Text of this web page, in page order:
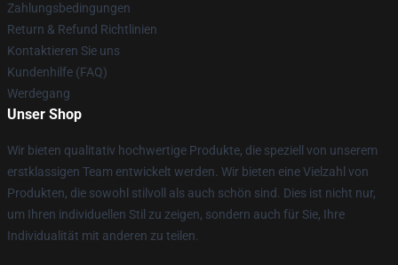
Zahlungsbedingungen
Return & Refund Richtlinien
Kontaktieren Sie uns
Kundenhilfe (FAQ)
Werdegang
Unser Shop
Wir bieten qualitativ hochwertige Produkte, die speziell von unserem
erstklassigen Team entwickelt werden. Wir bieten eine Vielzahl von
Produkten, die sowohl stilvoll als auch schön sind. Dies ist nicht nur,
um Ihren individuellen Stil zu zeigen, sondern auch für Sie, Ihre
Individualität mit anderen zu teilen.